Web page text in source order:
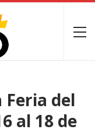
del
al 18 de